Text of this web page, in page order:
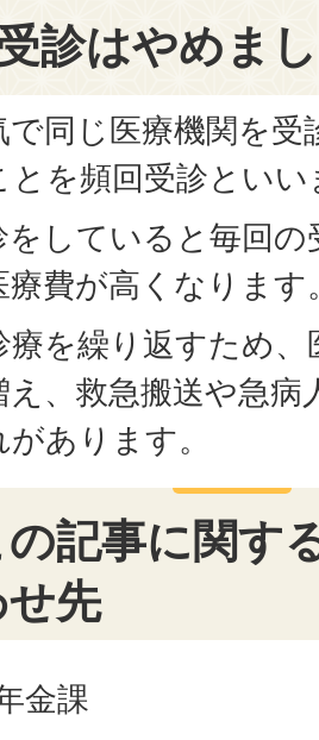
診はやめま
で同じ医療機関を受
とを頻回受診といい
をしていると毎回
療費が高くなります
療を繰り返すため
え、救急搬送や急病
あります。
の記事に関す
先
金課